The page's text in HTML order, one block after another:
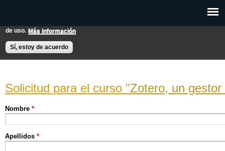
Esta web utiliza cookies para mejorar su experiencia de usuario.
de uso. Más información
Sí, estoy de acuerdo
principal
EXPON@us.es
Zotero, un
Nombre *
Apellidos *